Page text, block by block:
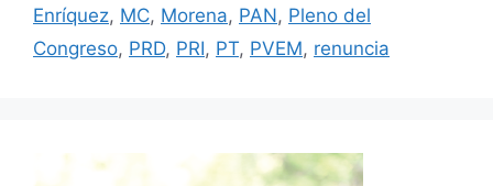
Enríquez, MC, Morena, PAN, Pleno del
Congreso, PRD, PRI, PT, PVEM, renuncia